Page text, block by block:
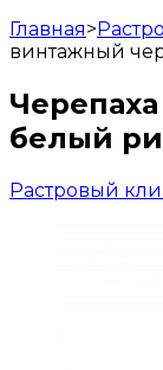
Главная>
винтажный
белый
Растровый